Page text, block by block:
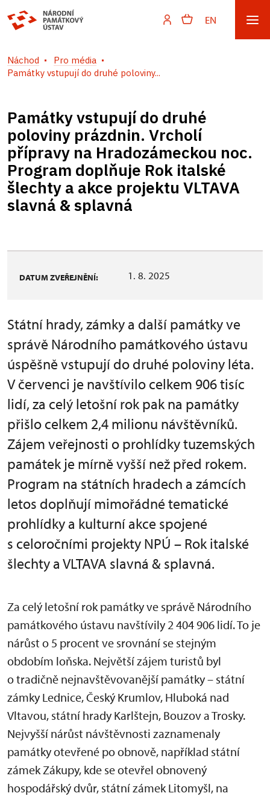
EN
Náchod
Pro média
Památky vstupují do druhé poloviny...
Památky vstupují do druhé
poloviny prázdnin. Vrcholí
přípravy na Hradozámeckou noc.
Program doplňuje Rok italské
šlechty a akce projektu VLTAVA
slavná & splavná
DATUM ZVEŘEJNĚNÍ: 1. 8. 2025
Státní hrady, zámky a další památky ve
správě Národního památkového ústavu
úspěšně vstupují do druhé poloviny léta.
V červenci je navštívilo celkem 906 tisíc
lidí, za celý letošní rok pak na památky
přišlo celkem 2,4 milionu návštěvníků.
Zájem veřejnosti o prohlídky tuzemských
památek je mírně vyšší než před rokem.
Program na státních hradech a zámcích
letos doplňují mimořádné tematické
prohlídky a kulturní akce spojené
s celoročními projekty NPÚ – Rok italské
šlechty a VLTAVA slavná & splavná.
Za celý letošní rok památky ve správě Národního
památkového ústavu navštívily 2 404 906 lidí. To je
nárůst o 5 procent ve srovnání se stejným
obdobím loňska. Největší zájem turistů byl
o tradičně nejnavštěvovanější památky – státní
zámky Lednice, Český Krumlov, Hluboká nad
Vltavou, státní hrady Karlštejn, Bouzov a Trosky.
Nejvyšší nárůst návštěvnosti zaznamenaly
památky otevřené po obnově, například státní
zámek Zákupy, kde se otevřel obnovený
hospodářský dvůr, státní zámek Litomyšl, na